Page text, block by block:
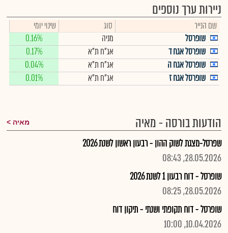
ניירות ערך נוספים
שם הנייר סוג
שינוי יומי
שופרסל
מניה
0.16%
שופרסל אגח ד
אג"ח ת"א
0.17%
שופרסל אגח ה
אג"ח ת"א
0.04%
שופרסל אגח ז
אג"ח ת"א 0.01%
הודעות בורסה - מאיה מאיה
שפרסל-מצגת לשוק ההון - רבעון ראשון לשנת 2026
28.05.2026, 08:43
שופרסל - דוח רבעון 1 לשנת 2026
28.05.2026, 08:25
שופרסל - דוח תקופתי ושנתי - תיקון דוח
10.04.2026, 10:00